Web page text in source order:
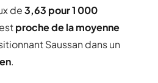
de3,63 pour 1 000
proche de la moyenne
Saussan dans un
.